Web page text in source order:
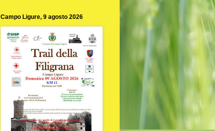
Campo Ligure, 9 agosto 2026